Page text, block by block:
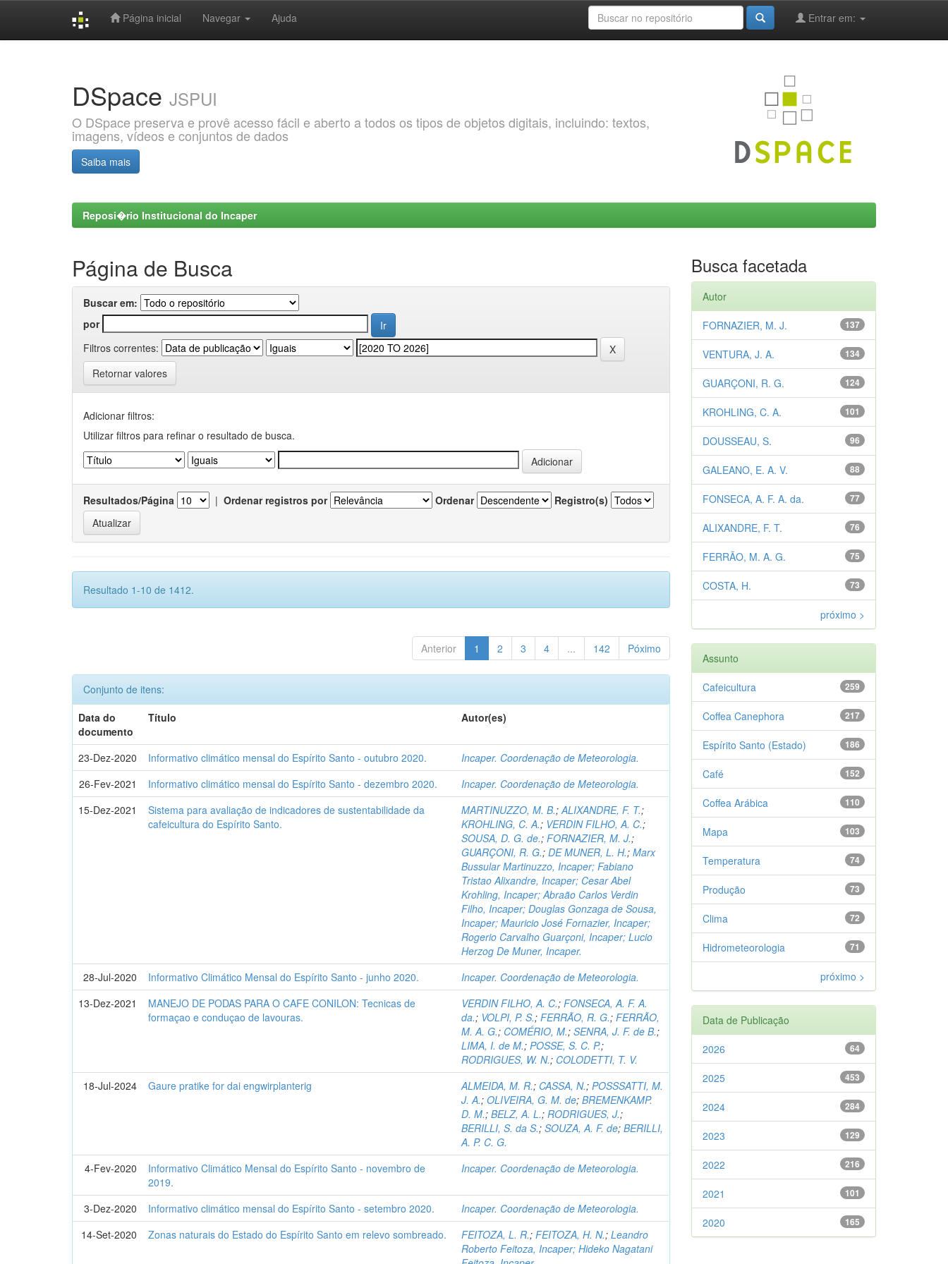
Página inicial Navegar Ajuda Entrar em:
DSpace JSPUI
O DSpace preserva e provê acesso fácil e aberto a todos os tipos de objetos digitais, incluindo: textos,
imagens, vídeos e conjuntos de dados
Saiba mais
Reposi�rio Institucional do Incaper
Página de Busca
Buscar em:
por
Filtros correntes:
Retornar valores
Adicionar filtros:
Utilizar filtros para refinar o resultado de busca.
Resultados/Página | Ordenar registros por Ordenar Registro(s)
Resultado 1-10 de 1412.
Anterior 1 2 3 4 ... 142 Póximo
Conjunto de itens:
Data do
documento
Título Autor(es)
23-Dez-2020 Informativo climático mensal do Espírito Santo - outubro 2020.
Incaper. Coordenação de Meteorologia.
26-Fev-2021
Informativo climático mensal do Espírito Santo - dezembro 2020.
Incaper. Coordenação de Meteorologia.
15-Dez-2021
Sistema para avaliação de indicadores de sustentabilidade da
cafeicultura do Espírito Santo.
MARTINUZZO, M. B.;ALIXANDRE, F. T.;
KROHLING, C. A.; VERDIN FILHO, A. C.;
SOUSA, D. G. de.;FORNAZIER, M. J.;
GUARÇONI, R. G.;DE MUNER, L. H.;Marx
Bussular Martinuzzo, Incaper; Fabiano
Tristao Alixandre, Incaper; Cesar Abel
Krohling, Incaper; Abraão Carlos Verdin
Filho, Incaper; Douglas Gonzaga de Sousa,
Incaper; Mauricio José Fornazier, Incaper;
Rogerio Carvalho Guarçoni, Incaper; Lucio
Herzog De Muner, Incaper.
28-Jul-2020
Informativo Climático Mensal do Espírito Santo - junho 2020.
Incaper. Coordenação de Meteorologia.
13-Dez-2021
MANEJO DE PODAS PARA O CAFE CONILON: Tecnicas de
formaçao e conduçao de lavouras.
VERDIN FILHO, A. C.;FONSECA, A. F. A.
da.; VOLPI, P. S.;FERRÃO, R. G.;FERRÃO,
M. A. G.; COMÉRIO, M.;SENRA, J. F. de B.;
LIMA, I. de M.;POSSE, S. C. P.;
RODRIGUES, W. N.; COLODETTI, T. V.
18-Jul-2024
Gaure pratike for dai engwirplanterig ALMEIDA, M. R.; CASSA, N.;POSSSATTI, M.
J. A.;OLIVEIRA, G. M. de;BREMENKAMP.
D. M.;BELZ, A. L.;RODRIGUES, J.;
BERILLI, S. da S.;SOUZA, A. F. de;BERILLI,
A. P. C. G.
4-Fev-2020
Informativo Climático Mensal do Espírito Santo - novembro de
2019.
Incaper. Coordenação de Meteorologia.
3-Dez-2020 Informativo climático mensal do Espírito Santo - setembro 2020.
Incaper. Coordenação de Meteorologia.
14-Set-2020
Zonas naturais do Estado do Espírito Santo em relevo sombreado. FEITOZA, L. R.;FEITOZA, H. N.;Leandro
Roberto Feitoza, Incaper; Hideko Nagatani
Busca facetada
Autor
137
FORNAZIER, M. J.
134
VENTURA, J. A.
124
GUARÇONI, R. G.
101
KROHLING, C. A.
96
DOUSSEAU, S.
88
GALEANO, E. A. V.
77
FONSECA, A. F. A. da.
76
ALIXANDRE, F. T.
75
FERRÃO, M. A. G.
73
COSTA, H.
próximo >
Assunto
259
Cafeicultura
217
Coffea Canephora
186
Espírito Santo (Estado)
152
Café
110
Coffea Arábica
103
Mapa
74
Temperatura
73
Produção
72
Clima
71
Hidrometeorologia
próximo >
Data de Publicação
64
2026
453
2025
284
2024
129
2023
216
2022
101
2021
165
2020